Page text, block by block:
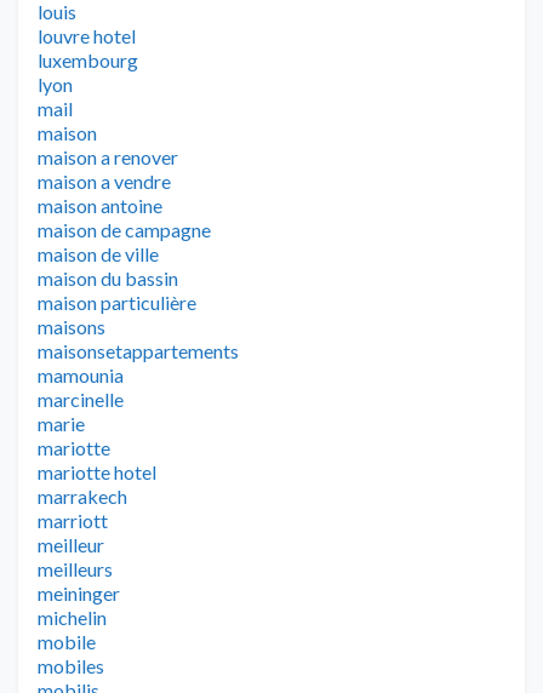
louis
louvre hotel
luxembourg
lyon
mail
maison
maison a renover
maison a vendre
maison antoine
maison de campagne
maison de ville
maison du bassin
maison particulière
maisons
maisonsetappartements
mamounia
marcinelle
marie
mariotte
mariotte hotel
marrakech
marriott
meilleur
meilleurs
meininger
michelin
mobile
mobiles